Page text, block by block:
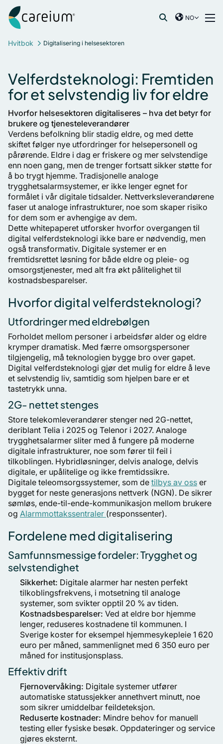
Hopp til innhold
Careium Norway
NO
Netherlands
Norway
United Kingdom
Søk etter:
Hvitbok Digitalisering i helsesektoren
Velferdsteknologi: Fremtiden
for et selvstendig liv for eldre
Hvorfor helsesektoren digitaliseres – hva det betyr for
brukere og tjenesteleverandører
Verdens befolkning blir stadig eldre, og med dette
skiftet følger nye utfordringer for helsepersonell og
pårørende. Eldre i dag er friskere og mer selvstendige
enn noen gang, men de trenger fortsatt sikker støtte for
å bo trygt hjemme. Tradisjonelle analoge
trygghetsalarmsystemer, er ikke lenger egnet for
formålet i vår digitale tidsalder. Nettverksleverandørene
faser ut analoge infrastrukturer, noe som skaper risiko
for dem som er avhengige av dem.
Dette whitepaperet utforsker hvorfor overgangen til
digital velferdsteknologi ikke bare er nødvendig, men
også transformativ. Digitale systemer er en
fremtidsrettet løsning for både eldre og pleie- og
omsorgstjenester, med alt fra økt pålitelighet til
kostnadsbesparelser.
Hvorfor digital velferdsteknologi?
Utfordringer med eldrebølgen
Forholdet mellom personer i arbeidsfør alder og eldre
krymper dramatisk. Med færre omsorgspersoner
tilgjengelig, må teknologien bygge bro over gapet.
Digital velferdsteknologi gjør det mulig for eldre å leve
et selvstendig liv, samtidig som hjelpen bare er et
tastetrykk unna.
2G- nettet stenges
Store telekomleverandører stenger ned 2G-nettet,
deriblant Telia i 2025 og Telenor i 2027. Analoge
trygghetsalarmer sliter med å fungere på moderne
digitale infrastrukturer, noe som fører til feil i
tilkoblingen. Hybridløsninger, delvis analoge, delvis
digitale, er upålitelige og ikke fremtidssikre.
Digitale teleomsorgssystemer, som de tilbys av oss er
bygget for neste generasjons nettverk (NGN). De sikrer
sømløs, ende-til-ende-kommunikasjon mellom brukere
og Alarmmottakssentraler (responssenter).
Fordelene med digitalisering
Samfunnsmessige fordeler: Trygghet og
selvstendighet
Sikkerhet: Digitale alarmer har nesten perfekt
tilkoblingsfrekvens, i motsetning til analoge
systemer, som svikter opptil 20 % av tiden.
Kostnadsbesparelser: Ved at eldre bor hjemme
lenger, reduseres kostnadene til kommunen. I
Sverige koster for eksempel hjemmesykepleie 1 620
euro per måned, sammenlignet med 6 350 euro per
måned for institusjonsplass.
Effektiv drift
Fjernovervåking: Digitale systemer utfører
automatiske statussjekker annethvert minutt, noe
som sikrer umiddelbar feildeteksjon.
Reduserte kostnader: Mindre behov for manuell
testing eller fysiske besøk. Oppdateringer og service
gjøres eksternt.